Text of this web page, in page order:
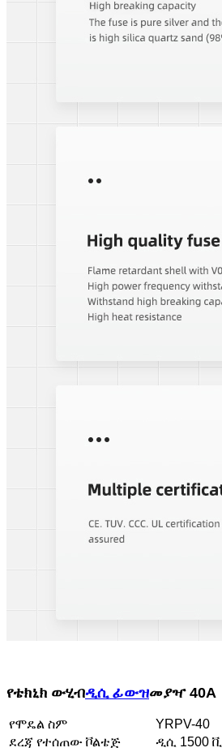
የቴክኒክ ውሂብዲሲ ፊውዝመያዣ 40A
የሞዴል ስም
YRPV-40
ደረጃ የተሰጠው ቮልቴጅ
ዲሲ 1500 ቪ